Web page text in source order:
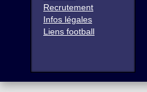
Recrutement
Infos légales
Liens football